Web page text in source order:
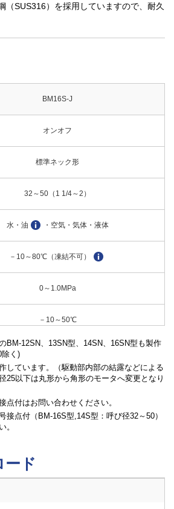
（SUS316）を採用していますので、耐久
BM16S-J
オンオフ
標準ネック形
32～50（1 1/4～2）
水・油 ・空気・気体・液体
－10～80℃（凍結不可）
0～1.0MPa
－10～50℃
圧力計目視）、空気・ガス：50mL/min（標準状
態）以下
110/200/220V（50/60Hz）共用
BM-12SN、13SN型、14SN、16SN型も製作
除く)
しています。（駆動部内部の結露などによる
25以下は丸形から角形のモータへ変更となり
点付はお問い合わせください。
接点付（BM-16S型,14S型：呼び径32～50）
。
ード